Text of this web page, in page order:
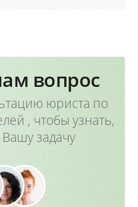
вопрос
юриста по
, чтобы узнать,
задачу